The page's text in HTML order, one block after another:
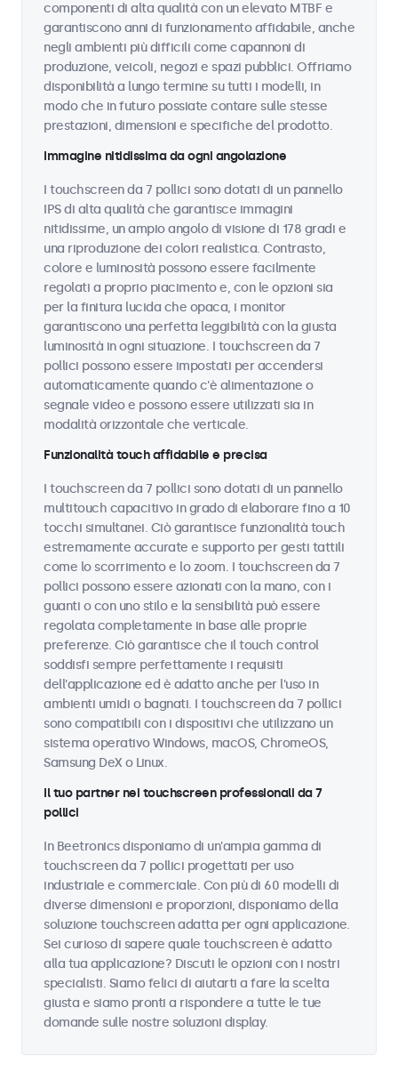
componenti di alta qualità con un elevato MTBF e
garantiscono anni di funzionamento affidabile, anche
negli ambienti più difficili come capannoni di
produzione, veicoli, negozi e spazi pubblici. Offriamo
disponibilità a lungo termine su tutti i modelli, in
modo che in futuro possiate contare sulle stesse
prestazioni, dimensioni e specifiche del prodotto.
Immagine nitidissima da ogni angolazione
I touchscreen da 7 pollici sono dotati di un pannello
IPS di alta qualità che garantisce immagini
nitidissime, un ampio angolo di visione di 178 gradi e
una riproduzione dei colori realistica. Contrasto,
colore e luminosità possono essere facilmente
regolati a proprio piacimento e, con le opzioni sia
per la finitura lucida che opaca, i monitor
garantiscono una perfetta leggibilità con la giusta
luminosità in ogni situazione. I touchscreen da 7
pollici possono essere impostati per accendersi
automaticamente quando c'è alimentazione o
segnale video e possono essere utilizzati sia in
modalità orizzontale che verticale.
Funzionalità touch affidabile e precisa
I touchscreen da 7 pollici sono dotati di un pannello
multitouch capacitivo in grado di elaborare fino a 10
tocchi simultanei. Ciò garantisce funzionalità touch
estremamente accurate e supporto per gesti tattili
come lo scorrimento e lo zoom. I touchscreen da 7
pollici possono essere azionati con la mano, con i
guanti o con uno stilo e la sensibilità può essere
regolata completamente in base alle proprie
preferenze. Ciò garantisce che il touch control
soddisfi sempre perfettamente i requisiti
dell'applicazione ed è adatto anche per l'uso in
ambienti umidi o bagnati. I touchscreen da 7 pollici
sono compatibili con i dispositivi che utilizzano un
sistema operativo Windows, macOS, ChromeOS,
Samsung DeX o Linux.
Il tuo partner nei touchscreen professionali da 7
pollici
In Beetronics disponiamo di un'ampia gamma di
touchscreen da 7 pollici progettati per uso
industriale e commerciale. Con più di 60 modelli di
diverse dimensioni e proporzioni, disponiamo della
soluzione touchscreen adatta per ogni applicazione.
Sei curioso di sapere quale touchscreen è adatto
alla tua applicazione? Discuti le opzioni con i nostri
specialisti. Siamo felici di aiutarti a fare la scelta
giusta e siamo pronti a rispondere a tutte le tue
domande sulle nostre soluzioni display.